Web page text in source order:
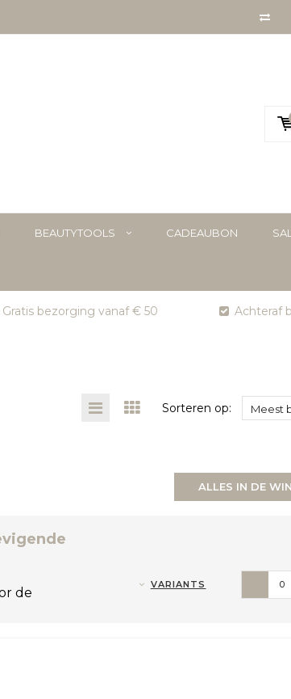
BEAUTYTOOLS CADEAUBON
Gratis bezorging vanaf € 50 Achteraf
Sorteren op: Meest
ALLES IN DE
de
VARIANTS